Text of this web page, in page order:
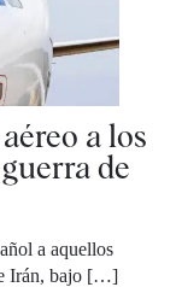
a los
de
a aquellos
Irán, bajo […]